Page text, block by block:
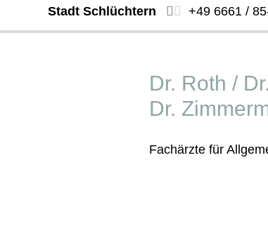
Stadt Schlüchtern +49 6661 /
Dr. Roth /
Dr.
Fachärzte für